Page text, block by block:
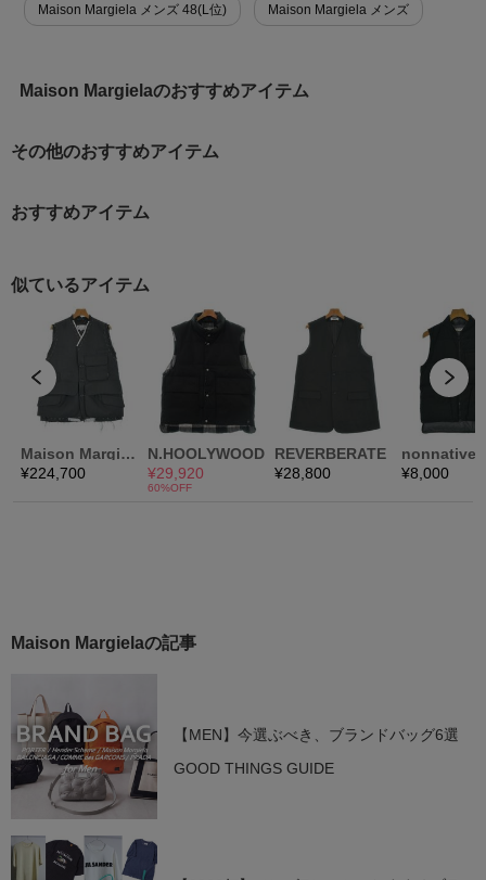
Maison Margiela メンズ 48(L位) Maison Margiela メンズ
Maison Margielaのおすすめアイテム
その他のおすすめアイテム
おすすめアイテム
Maison Margielaの記事
【MEN】今選ぶべき、ブランドバッグ6選
GOOD THINGS GUIDE